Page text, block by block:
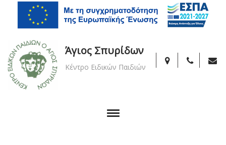
Άγιος Σπυρίδων
Κέντρο Ειδικών Παιδιών